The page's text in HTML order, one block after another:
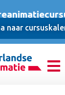
naar